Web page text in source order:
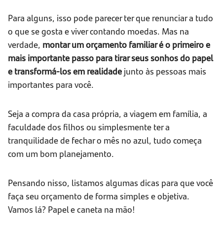
Para alguns, isso pode parecer ter que renunciar a tudo
o que se gosta e viver contando moedas. Mas na
verdade, montar um orçamento familiar é o primeiro e
mais importante passo para tirar seus sonhos do papel
e transformá-los em realidade junto às pessoas mais
importantes para você.
Seja a compra da casa própria, a viagem em família, a
faculdade dos filhos ou simplesmente ter a
tranquilidade de fechar o mês no azul, tudo começa
com um bom planejamento.
Pensando nisso, listamos algumas dicas para que você
faça seu orçamento de forma simples e objetiva.
Vamos lá? Papel e caneta na mão!